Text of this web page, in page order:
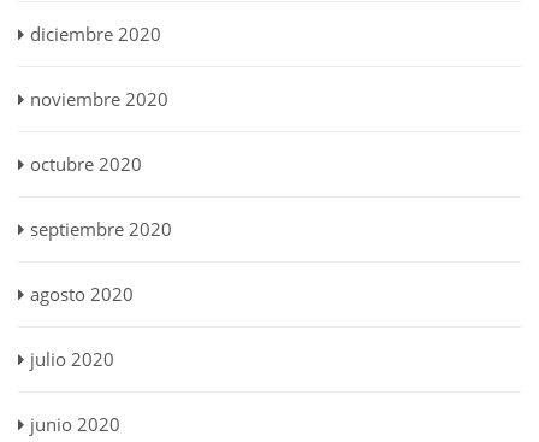
diciembre 2020
noviembre 2020
octubre 2020
septiembre 2020
agosto 2020
julio 2020
junio 2020